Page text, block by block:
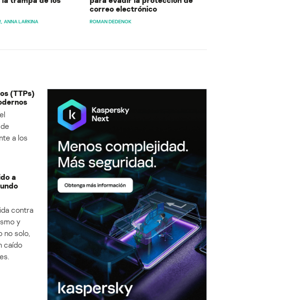
ANNA LARKINA
correo electrónico
ROMAN DEDENOK
(TTPs)
a los
a
contra
y
no solo,
caído